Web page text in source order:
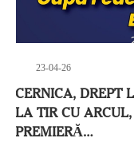
23-04-26
CERNICA, DREPT
LA TIR CU
PREMIERĂ…